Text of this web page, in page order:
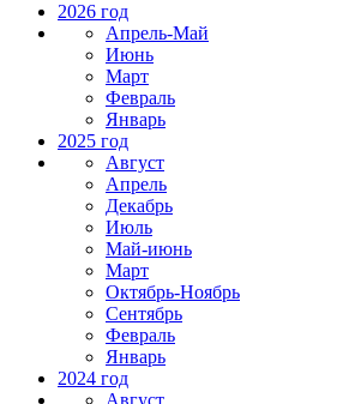
2026 год
Апрель-Май
Июнь
Март
Февраль
Январь
2025 год
Август
Апрель
Декабрь
Июль
Май-июнь
Март
Октябрь-Ноябрь
Сентябрь
Февраль
Январь
2024 год
Август